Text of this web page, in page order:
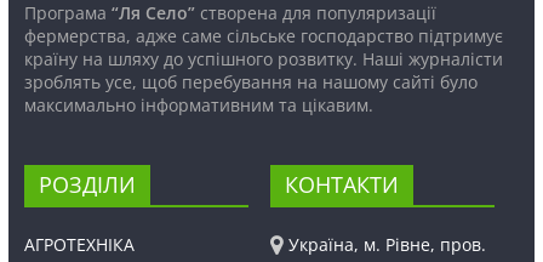
Програма “Ля Село”створена для популяризації
фермерства, адже саме сільське господарство підтримує
країну на шляху до успішного розвитку. Наші журналісти
зроблять усе, щоб перебування на нашому сайті було
максимально інформативним та цікавим.
РОЗДІЛИ
АГРОТЕХНІКА
КОНТАКТИ
Україна, м. Рівне, пров.